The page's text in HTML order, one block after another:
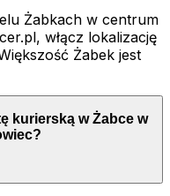
Żabkach w centrum
włącz lokalizację
Żabek jest
kurierską w Żabce w